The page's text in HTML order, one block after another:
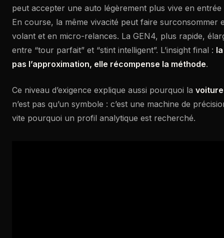
peut accepter une auto légèrement plus vive en
En course, la même vivacité peut faire surconsommer
volant et en micro-relances. La GEN4, plus rapide,
entre “tour parfait” et “stint intelligent”. L’insight final :
pas l’approximation, elle récompense la méthode.
Ce niveau d’exigence explique aussi pourquoi la
n’est pas qu’un symbole : c’est une machine de
vite pourquoi un profil analytique est recherché.